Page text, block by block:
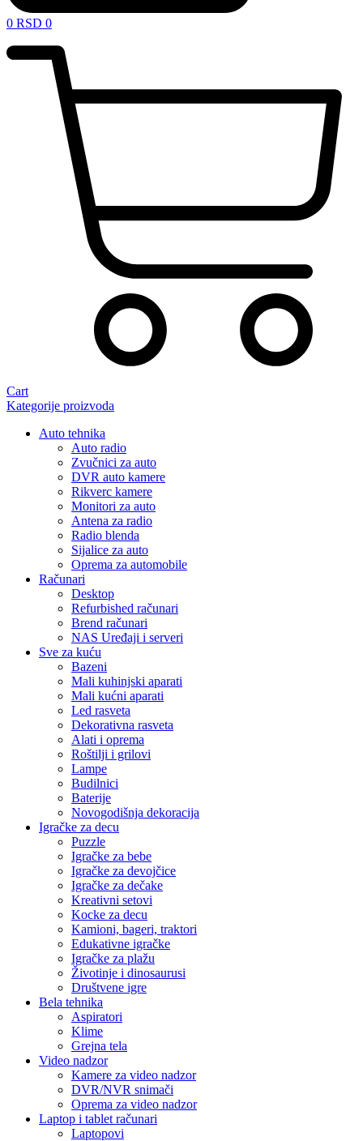
0 RSD 0
Cart
Kategorije proizvoda
Auto tehnika
Auto radio
Zvučnici za auto
DVR auto kamere
Rikverc kamere
Monitori za auto
Antena za radio
Radio blenda
Sijalice za auto
Oprema za automobile
Računari
Desktop
Refurbished računari
Brend računari
NAS Uređaji i serveri
Sve za kuću
Bazeni
Mali kuhinjski aparati
Mali kućni aparati
Led rasveta
Dekorativna rasveta
Alati i oprema
Roštilji i grilovi
Lampe
Budilnici
Baterije
Novogodišnja dekoracija
Igračke za decu
Puzzle
Igračke za bebe
Igračke za devojčice
Igračke za dečake
Kreativni setovi
Kocke za decu
Kamioni, bageri, traktori
Edukativne igračke
Igračke za plažu
Životinje i dinosaurusi
Društvene igre
Bela tehnika
Aspiratori
Klime
Grejna tela
Video nadzor
Kamere za video nadzor
DVR/NVR snimači
Oprema za video nadzor
Laptop i tablet računari
Laptopovi